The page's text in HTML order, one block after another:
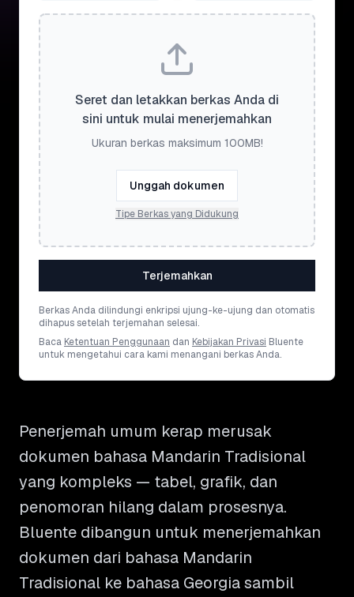
Seret dan letakkan berkas Anda di
sini untuk mulai menerjemahkan
Ukuran berkas maksimum 100MB!
Unggah dokumen
Tipe Berkas yang Didukung
Terjemahkan
Berkas Anda dilindungi enkripsi ujung-ke-ujung dan otomatis
dihapus setelah terjemahan selesai.
Baca Ketentuan Penggunaan dan Kebijakan Privasi Bluente
untuk mengetahui cara kami menangani berkas Anda.
Penerjemah umum kerap merusak
dokumen bahasa Mandarin Tradisional
yang kompleks — tabel, grafik, dan
penomoran hilang dalam prosesnya.
Bluente dibangun untuk menerjemahkan
dokumen dari bahasa Mandarin
Tradisional ke bahasa Georgia sambil